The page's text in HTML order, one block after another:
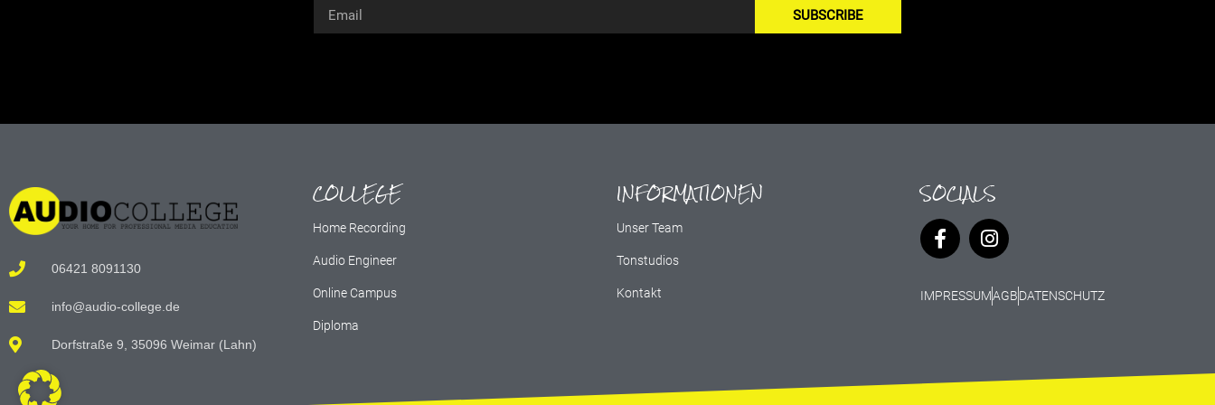
SUBSCRIBE
06421 8091130
info@audio-college.de
Dorfstraße 9, 35096 Weimar (Lahn)
COLLEGE
Home Recording
Audio Engineer
Online Campus
Diploma
INFORMATIONEN
Unser Team
Tonstudios
Kontakt
SOCIALS
IMPRESSUMAGBDATENSCHUTZ